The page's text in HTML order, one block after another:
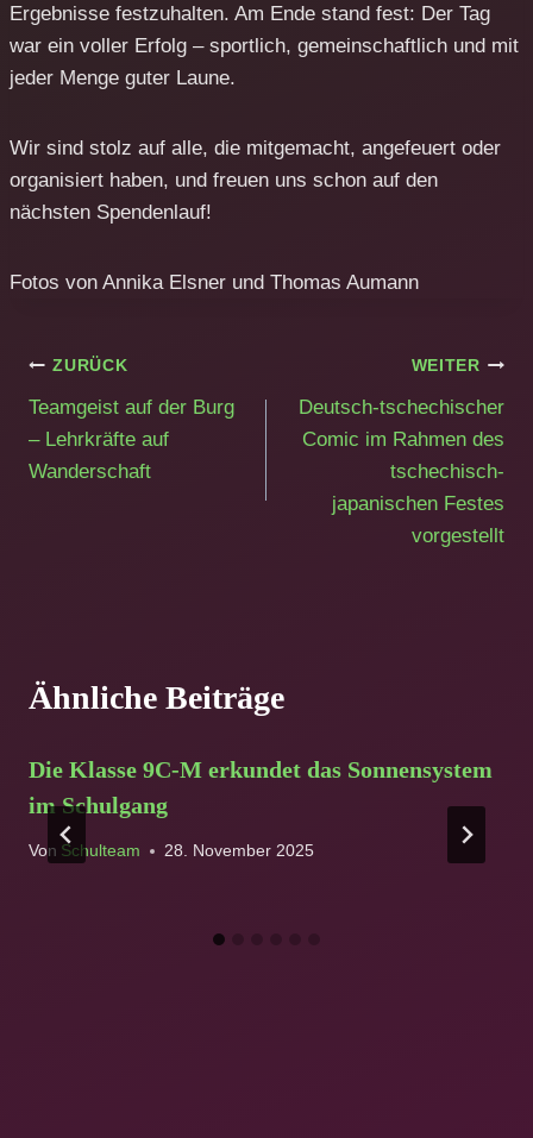
Ergebnisse festzuhalten. Am Ende stand fest: Der Tag
war ein voller Erfolg – sportlich, gemeinschaftlich und mit
jeder Menge guter Laune.
Wir sind stolz auf alle, die mitgemacht, angefeuert oder
organisiert haben, und freuen uns schon auf den
nächsten Spendenlauf!
Fotos von Annika Elsner und Thomas Aumann
Beitragsnavigation
ZURÜCK
Teamgeist auf der Burg
– Lehrkräfte auf
Wanderschaft
WEITER
Deutsch-tschechischer
Comic im Rahmen des
tschechisch-
japanischen Festes
vorgestellt
Ähnliche Beiträge
Die Klasse 9C-M erkundet das Sonnensystem
im Schulgang
Von Schulteam 28. November 2025